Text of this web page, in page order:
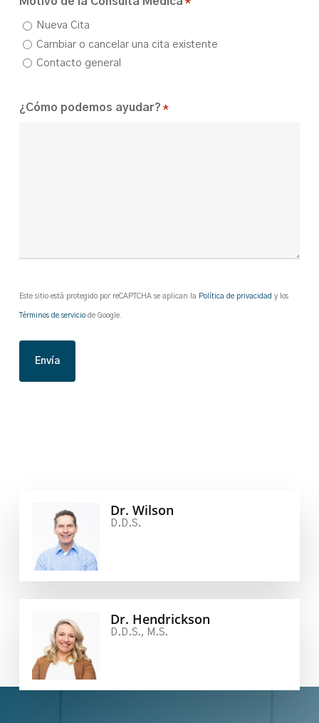
*
Nueva Cita
Cambiar o cancelar una cita existente
Contacto general
¿Cómo podemos ayudar? *
Este sitio está protegido por reCAPTCHA se aplican la Política de privacidad y los
Términos de serviciode Google.
Dr. Wilson
D.D.S.
Dr. Hendrickson
D.D.S., M.S.